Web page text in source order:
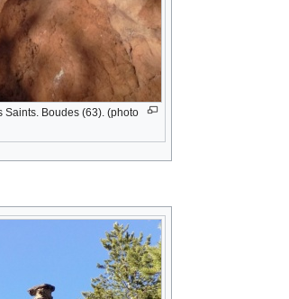
Saints. Boudes (63). (photo